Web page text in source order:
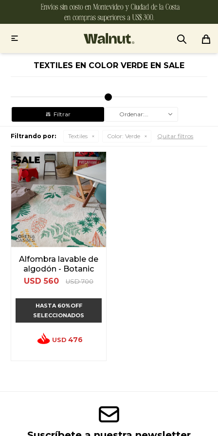

TEXTILES EN COLOR VERDE EN SALE
Recomendados
Filtrando por: Textiles Color: Verde Quitar filtros
Alfombra lavable de
algodón - Botanic
USD 560 USD 700
HASTA 60%OFF
SELECCIONADOS
USD 476